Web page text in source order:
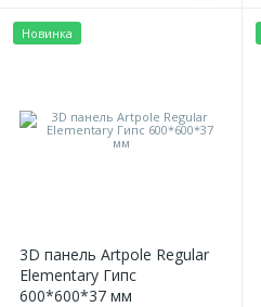
Новинка
3D панель Artpole Regular
Elementary Гипс
600*600*37 мм